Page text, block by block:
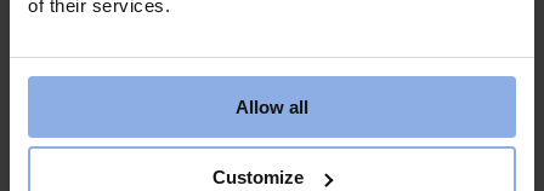
of their services.
Allow all
Customize
Datum:
Evenemang Kategori:
Google Map